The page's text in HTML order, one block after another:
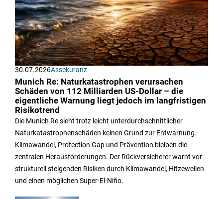
30.07.2026Assekuranz
Munich Re: Naturkatastrophen verursachen
Schäden von 112 Milliarden US-Dollar – die
eigentliche Warnung liegt jedoch im langfristigen
Risikotrend
Die Munich Re sieht trotz leicht unterdurchschnittlicher
Naturkatastrophenschäden keinen Grund zur Entwarnung.
Klimawandel, Protection Gap und Prävention bleiben die
zentralen Herausforderungen. Der Rückversicherer warnt vor
strukturell steigenden Risiken durch Klimawandel, Hitzewellen
und einen möglichen Super-El-Niño.